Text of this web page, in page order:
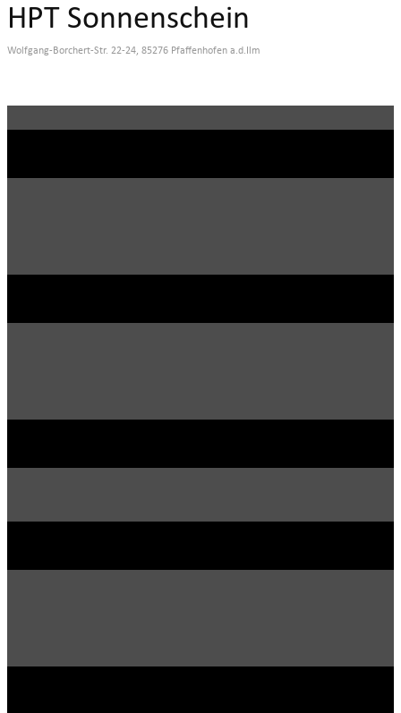
HPT Sonnenschein
Wolfgang-Borchert-Str. 22-24, 85276 Pfaffenhofen a.d.Ilm